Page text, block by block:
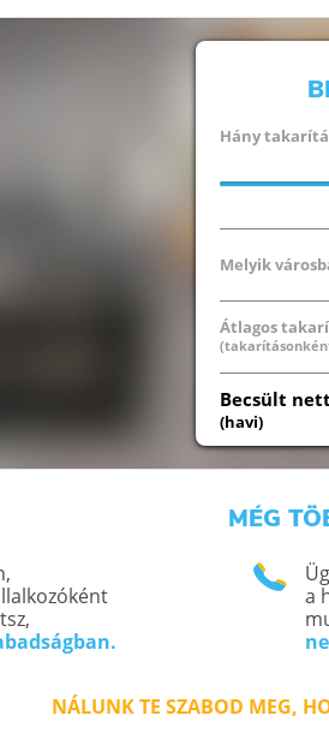
Hány
Melyik
Átlagos
Becsült
(havi)
MÉG
a
NÁLUNK TE SZABOD MEG,